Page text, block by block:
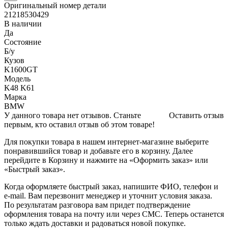
Оригинальный номер детали
21218530429
В наличии
Да
Состояние
Б/y
Кузов
K1600GT
Модель
K48 K61
Марка
BMW
Оставить отзыв
У данного товара нет отзывов. Станьте
первым, кто оставил отзыв об этом товаре!
Для покупки товара в нашем интернет-магазине выберите
понравившийся товар и добавьте его в корзину. Далее
перейдите в Корзину и нажмите на «Оформить заказ» или
«Быстрый заказ».
Когда оформляете быстрый заказ, напишите ФИО, телефон и
e-mail. Вам перезвонит менеджер и уточнит условия заказа.
По результатам разговора вам придет подтверждение
оформления товара на почту или через СМС. Теперь останется
только ждать доставки и радоваться новой покупке.